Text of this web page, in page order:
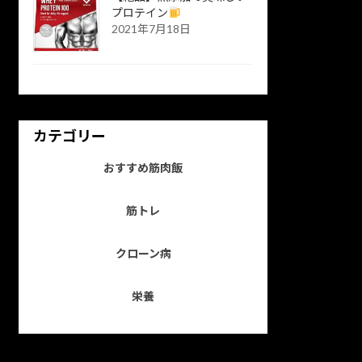
プロテイン
2021年7月18日
カテゴリー
おすすめ筋肉飯
筋トレ
クローン病
栄養